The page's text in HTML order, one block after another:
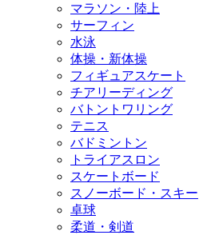
マラソン・陸上
サーフィン
水泳
体操・新体操
フィギュアスケート
チアリーディング
バトントワリング
テニス
バドミントン
トライアスロン
スケートボード
スノーボード・スキー
卓球
柔道・剣道